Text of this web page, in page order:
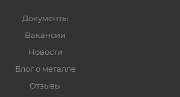
Документы
Вакансии
Новости
Блог о металле
Отзывы